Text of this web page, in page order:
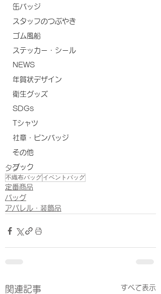
缶バッジ
スタッフのつぶやき
ゴム風船
ステッカー・シール
NEWS
年賀状デザイン
衛生グッズ
SDGs
Tシャツ
社章・ピンバッジ
その他
ブック
タグ：
不織布バッグ イベントバッグ
定番商品
バッグ
アパレル・装飾品
関連記事 すべて表示